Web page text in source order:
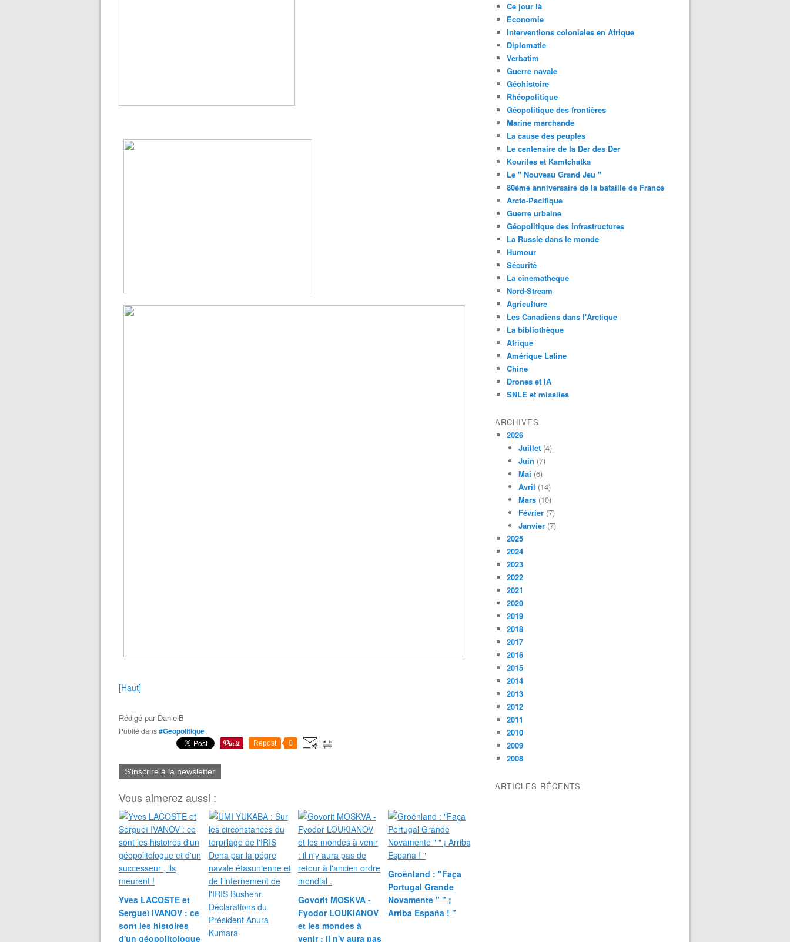
[Haut]
Rédigé par DanielB
Publié dans#Geopolitique
Repost 0
S'inscrire à la newsletter
Vous aimerez aussi :
Yves LACOSTE et
Sergueï IVANOV : ce
sont les histoires
d'un géopolitologue
Govorit MOSKVA -
Fyodor LOUKIANOV
et les mondes à
venir : il n'y aura pas
Groënland : "Faça
Portugal Grande
Novamente " " ¡
Arriba España ! "
Ce jour là
Economie
Interventions coloniales en Afrique
Diplomatie
Verbatim
Guerre navale
Géohistoire
Rhéopolitique
Géopolitique des frontières
Marine marchande
La cause des peuples
Le centenaire de la Der des Der
Kouriles et Kamtchatka
Le " Nouveau Grand Jeu "
80éme anniversaire de la bataille de France
Arcto-Pacifique
Guerre urbaine
Géopolitique des infrastructures
La Russie dans le monde
Humour
Sécurité
La cinematheque
Nord-Stream
Agriculture
Les Canadiens dans l'Arctique
La bibliothèque
Afrique
Amérique Latine
Chine
Drones et IA
SNLE et missiles
ARCHIVES
2026
Juillet (4)
Juin (7)
Mai (6)
Avril (14)
Mars (10)
Février (7)
Janvier (7)
2025
2024
2023
2022
2021
2020
2019
2018
2017
2016
2015
2014
2013
2012
2011
2010
2009
2008
ARTICLES RÉCENTS